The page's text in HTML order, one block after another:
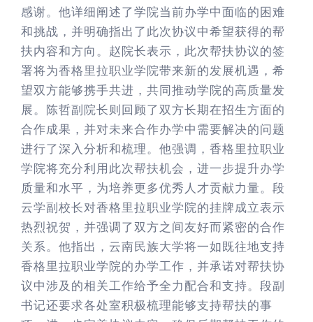
感谢。他详细阐述了学院当前办学中面临的困难
和挑战，并明确指出了此次协议中希望获得的帮
扶内容和方向。赵院长表示，此次帮扶协议的签
署将为香格里拉职业学院带来新的发展机遇，希
望双方能够携手共进，共同推动学院的高质量发
展。陈哲副院长则回顾了双方长期在招生方面的
合作成果，并对未来合作办学中需要解决的问题
进行了深入分析和梳理。他强调，香格里拉职业
学院将充分利用此次帮扶机会，进一步提升办学
质量和水平，为培养更多优秀人才贡献力量。段
云学副校长对香格里拉职业学院的挂牌成立表示
热烈祝贺，并强调了双方之间友好而紧密的合作
关系。他指出，云南民族大学将一如既往地支持
香格里拉职业学院的办学工作，并承诺对帮扶协
议中涉及的相关工作给予全力配合和支持。段副
书记还要求各处室积极梳理能够支持帮扶的事